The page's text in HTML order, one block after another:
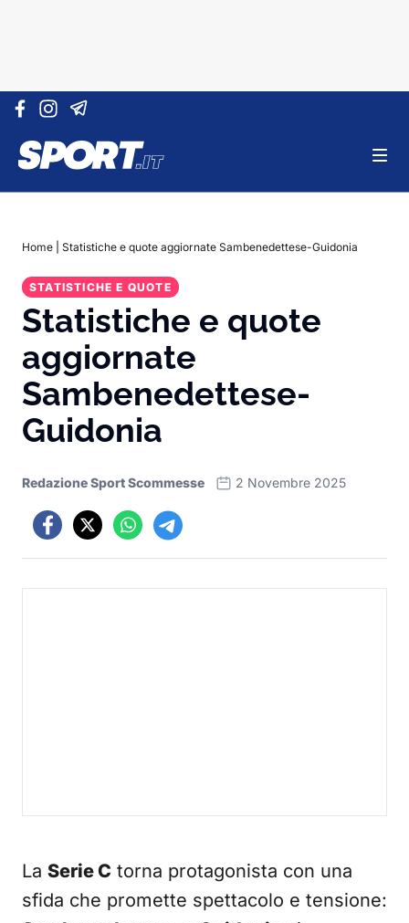
Vai al contenuto
Home Statistiche e quote aggiornate Sambenedettese-Guidonia
STATISTICHE E QUOTE
Statistiche e quote
aggiornate
Sambenedettese-
Guidonia
Redazione Sport Scommesse 2 Novembre 2025
La Serie C torna protagonista con una
sfida che promette spettacolo e tensione: